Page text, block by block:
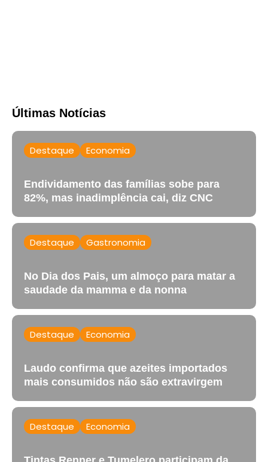
Últimas Notícias
Destaque Economia
Endividamento das famílias sobe para
82%, mas inadimplência cai, diz CNC
Destaque Gastronomia
No Dia dos Pais, um almoço para matar a
saudade da mamma e da nonna
Destaque Economia
Laudo confirma que azeites importados
mais consumidos não são extravirgem
Destaque Economia